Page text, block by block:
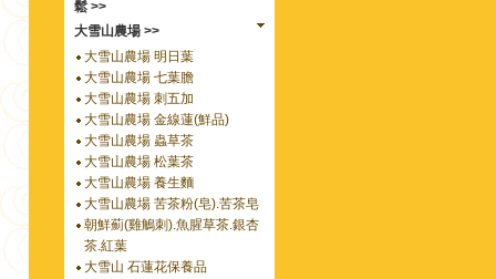
鬆 >>
大雪山農場 >>
大雪山農場 明日葉
大雪山農場 七葉膽
大雪山農場 刺五加
大雪山農場 金線蓮(鮮品)
大雪山農場 蟲草茶
大雪山農場 松葉茶
大雪山農場 養生麵
大雪山農場 苦茶粉(皂).苦茶皂
朝鮮薊(雞鵤刺).魚腥草茶.銀杏
茶.紅葉
大雪山 石蓮花保養品